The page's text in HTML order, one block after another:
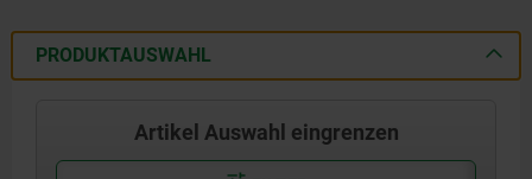
PRODUKTAUSWAHL
Artikel Auswahl eingrenzen